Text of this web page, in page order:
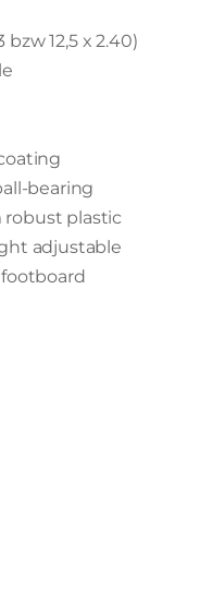
12,5 x 2.40)
bearing
plastic
adjustable